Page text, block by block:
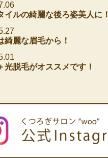
イルの綺麗な後ろ姿美人に！
綺麗な眉毛から！
光脱毛がオススメです！